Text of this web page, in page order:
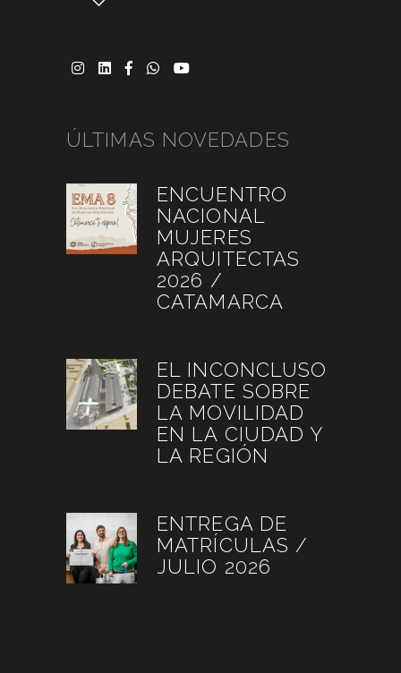
ÚLTIMAS NOVEDADES
ENCUENTRO
NACIONAL
MUJERES
ARQUITECTAS
2026 /
CATAMARCA
EL INCONCLUSO
DEBATE SOBRE
LA MOVILIDAD
EN LA CIUDAD Y
LA REGIÓN
ENTREGA DE
MATRÍCULAS /
JULIO 2026